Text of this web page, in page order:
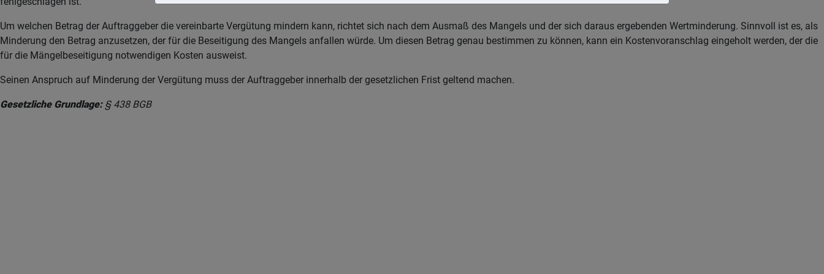
Um welchen Betrag der Auftraggeber die vereinbarte Vergütung mindern kann, richtet sich nach dem Ausmaß des Mangels und der sich daraus ergebenden Wertminderung. Sinnvoll ist es, als
Minderung den Betrag anzusetzen, der für die Beseitigung des Mangels anfallen würde. Um diesen Betrag genau bestimmen zu können, kann ein Kostenvoranschlag eingeholt werden, der die
für die Mängelbeseitigung notwendigen Kosten ausweist.
Seinen Anspruch auf Minderung der Vergütung muss der Auftraggeber innerhalb der gesetzlichen Frist geltend machen.
Gesetzliche Grundlage:§ 438 BGB